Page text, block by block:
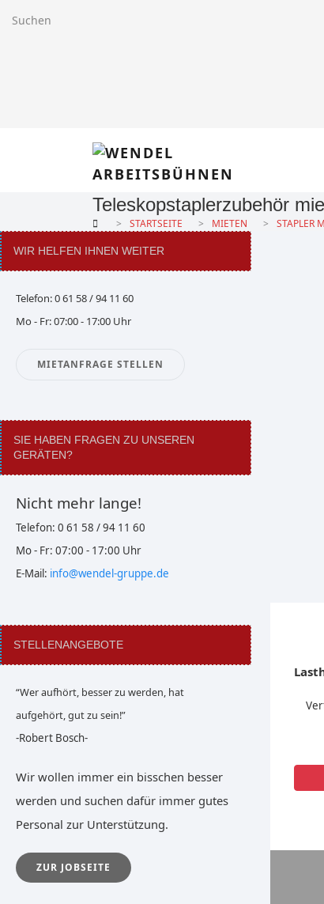
Teleskopstaplerzubehör
STARTSEITE MIETEN STAPLER
WIR HELFEN IHNEN WEITER
Telefon: 0 61 58 / 94 11 60
Mo - Fr: 07:00 - 17:00 Uhr
MIETANFRAGE STELLEN
SIE HABEN FRAGEN ZU UNSEREN
GERÄTEN?
Nicht mehr lange!
Telefon: 0 61 58 / 94 11 60
Mo - Fr: 07:00 - 17:00 Uhr
E-Mail: info@wendel-gruppe.de
STELLENANGEBOTE
“Wer aufhört, besser zu werden, hat
aufgehört, gut zu sein!”
-Robert Bosch-
Wir wollen immer ein bisschen besser
werden und suchen dafür immer gutes
Personal zur Unterstützung.
ZUR JOBSEITE